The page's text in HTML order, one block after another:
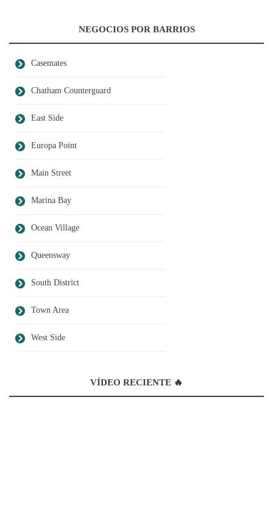
NEGOCIOS POR BARRIOS
Casemates
Chatham Counterguard
East Side
Europa Point
Main Street
Marina Bay
Ocean Village
Queensway
South District
Town Area
West Side
VÍDEO RECIENTE 🔥